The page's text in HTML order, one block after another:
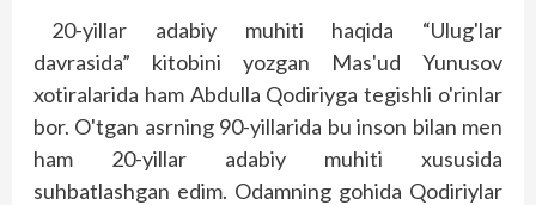
20-yillar adabiy muhiti haqida “Ulug'lar
davrasida” kitobini yozgan Mas'­­ud Yunusov
xotiralarida ham Abdulla Qodiriyga tegishli o'rinlar
bor. O'tgan asrning 90-yillarida bu inson bilan men
ham 20-yillar adabiy muhiti xususida
suhbatlashgan edim. Odamning gohida Qodiriylar